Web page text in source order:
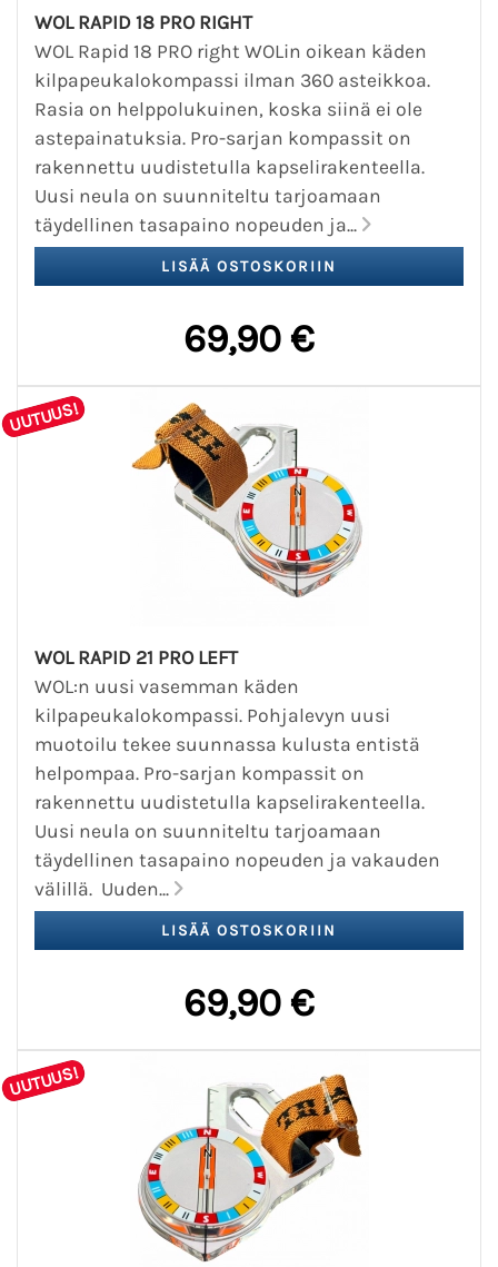
WOL RAPID 18 PRO RIGHT
WOL Rapid 18 PRO right WOLin oikean käden
kilpapeukalokompassi ilman 360 asteikkoa.
Rasia on helppolukuinen, koska siinä ei ole
astepainatuksia. Pro-sarjan kompassit on
rakennettu uudistetulla kapselirakenteella.
Uusi neula on suunniteltu tarjoamaan
täydellinen tasapaino nopeuden ja...
69,90 €
UUTUUS!
WOL RAPID 21 PRO LEFT
WOL:n uusi vasemman käden
kilpapeukalokompassi. Pohjalevyn uusi
muotoilu tekee suunnassa kulusta entistä
helpompaa. Pro-sarjan kompassit on
rakennettu uudistetulla kapselirakenteella.
Uusi neula on suunniteltu tarjoamaan
täydellinen tasapaino nopeuden ja vakauden
välillä. Uuden...
69,90 €
UUTUUS!